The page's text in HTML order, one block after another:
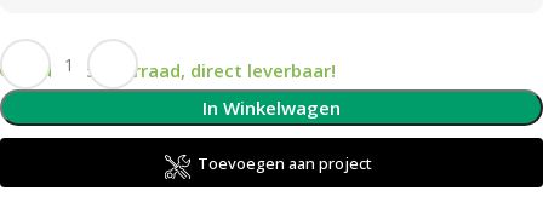
Op voorraad, direct leverbaar!
In Winkelwagen
Toevoegen aan project